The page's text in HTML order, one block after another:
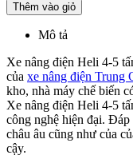
Thêm vào giỏ
Mô tả
Xe nâng điện Heli 4-5
của xe nâng điện Trung
kho, nhà máy chế biến
Xe nâng điện Heli 4-5
công nghệ hiện đại.
châu âu cũng như của
cậy.